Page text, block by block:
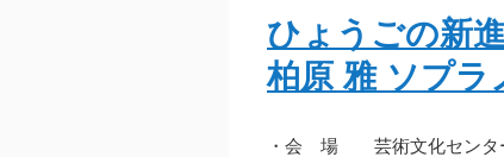
ひょうごの新
柏原 雅 ソプラ
・会 場 芸術文化セン